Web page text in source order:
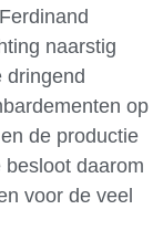
naarstig
dringend
op
de productie
daarom
voor de veel